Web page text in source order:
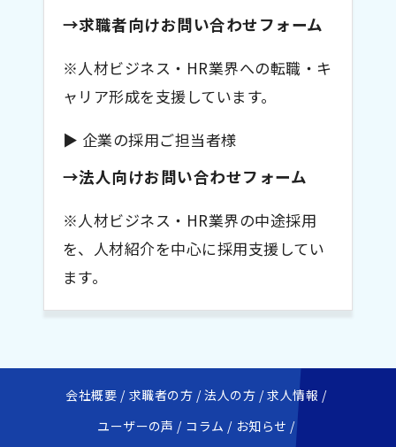
→求職者向けお問い合わせフォーム
※人材ビジネス・HR業界への転職・キ
ャリア形成を支援しています。
▶ 企業の採用ご担当者様
→法人向けお問い合わせフォーム
※人材ビジネス・HR業界の中途採用
を、人材紹介を中心に採用支援してい
ます。
会社概要 求職者の方 法人の方
求人情報
ユーザーの声
コラム
お知らせ